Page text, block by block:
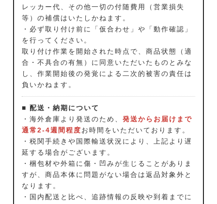
レッカー代、その他一切の付随費用（営業損失
等）の補償はいたしかねます。
・必ず取り付け前に「仮合わせ」や「動作確認」
を行ってください。
取り付け作業を開始された時点で、商品状態（適
合・不具合の有無）に同意いただいたものとみな
し、作業開始後の発覚による二次的被害の責任は
負いかねます。
■ 配送・納期について
・海外倉庫より発送のため、 発送からお届けまで
通常2-4週間程度お時間をいただいております。
・税関手続きや国際輸送状況により、上記より遅
延する場合がございます。
・梱包材や外箱に傷・凹みが生じることがありま
すが、商品本体に問題がない場合は返品対象外と
なります。
・国内配送と比べ、追跡情報の反映や到着までに